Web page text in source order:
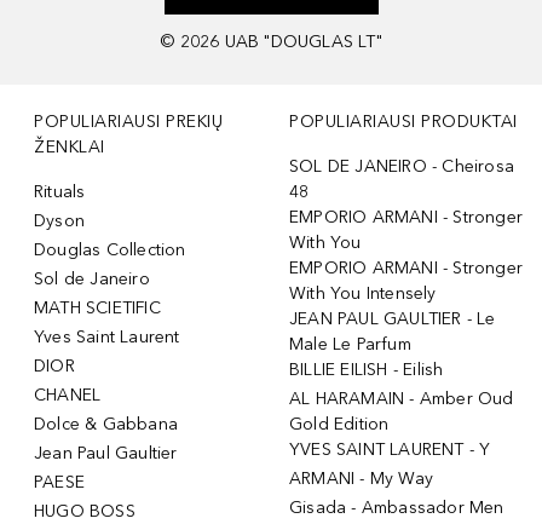
© 2026 UAB "DOUGLAS LT"
POPULIARIAUSI PREKIŲ
ŽENKLAI
Rituals
Dyson
Douglas Collection
Sol de Janeiro
MATH SCIETIFIC
Yves Saint Laurent
DIOR
CHANEL
Dolce & Gabbana
Jean Paul Gaultier
PAESE
HUGO BOSS
POPULIARIAUSI PRODUKTAI
SOL DE JANEIRO - Cheirosa
48
EMPORIO ARMANI - Stronger
With You
EMPORIO ARMANI - Stronger
With You Intensely
JEAN PAUL GAULTIER - Le
Male Le Parfum
BILLIE EILISH - Eilish
AL HARAMAIN - Amber Oud
Gold Edition
YVES SAINT LAURENT - Y
ARMANI - My Way
Gisada - Ambassador Men